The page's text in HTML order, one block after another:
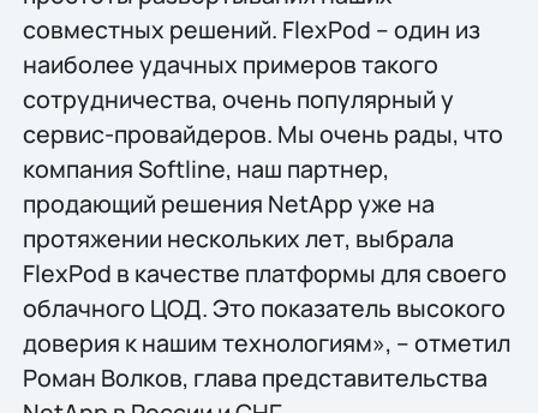
совместных решений. FlexPod – один из
наиболее удачных примеров такого
сотрудничества, очень популярный у
сервис-провайдеров. Мы очень рады, что
компания Softline, наш партнер,
продающий решения NetApp уже на
протяжении нескольких лет, выбрала
FlexPod в качестве платформы для своего
облачного ЦОД. Это показатель высокого
доверия к нашим технологиям», – отметил
Роман Волков, глава представительства